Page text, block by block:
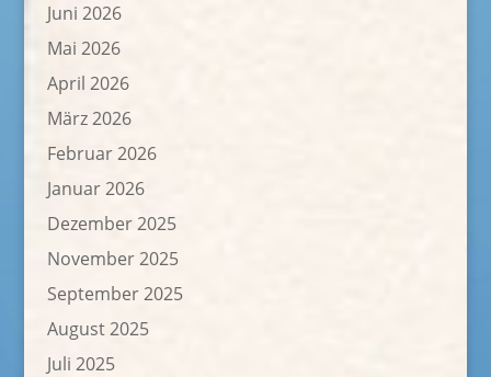
Juni 2026
Mai 2026
April 2026
März 2026
Februar 2026
Januar 2026
Dezember 2025
November 2025
September 2025
August 2025
Juli 2025